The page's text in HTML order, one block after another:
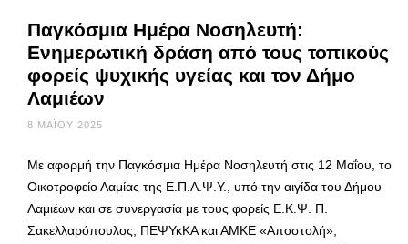
Παγκόσμια Ημέρα Νοσηλευτή:
Ενημερωτική δράση από τους τοπικούς
φορείς ψυχικής υγείας και τον Δήμο
Λαμιέων
8 ΜΑΪ́ΟΥ 2025
Με αφορμή την Παγκόσμια Ημέρα Νοσηλευτή στις 12 Μαΐου, το
Οικοτροφείο Λαμίας της Ε.Π.Α.Ψ.Υ., υπό την αιγίδα του Δήμου
Λαμιέων και σε συνεργασία με τους φορείς Ε.Κ.Ψ. Π.
Σακελλαρόπουλος, ΠΕΨΥκΚΑ και ΑΜΚΕ «Αποστολή»,